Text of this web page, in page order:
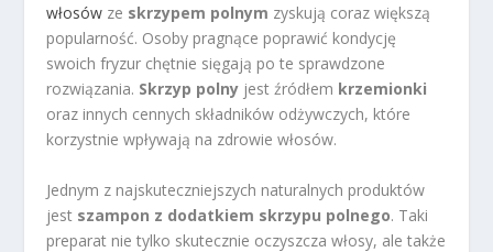
włosów ze skrzypem polnym zyskują coraz większą
popularność. Osoby pragnące poprawić kondycję
swoich fryzur chętnie sięgają po te sprawdzone
rozwiązania. Skrzyp polny jest źródłem krzemionki
oraz innych cennych składników odżywczych, które
korzystnie wpływają na zdrowie włosów.
Jednym z najskuteczniejszych naturalnych produktów
jest szampon z dodatkiem skrzypu polnego. Taki
preparat nie tylko skutecznie oczyszcza włosy, ale także